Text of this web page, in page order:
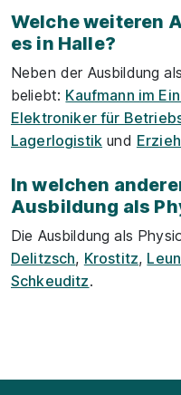
Welche weiteren
es in Halle?
Neben der Ausbildung
beliebt: Kaufmann im
Elektroniker für
Lagerlogistik und
In welchen
Ausbildung als
Die Ausbildung als
Delitzsch, Krostitz,
Schkeuditz.